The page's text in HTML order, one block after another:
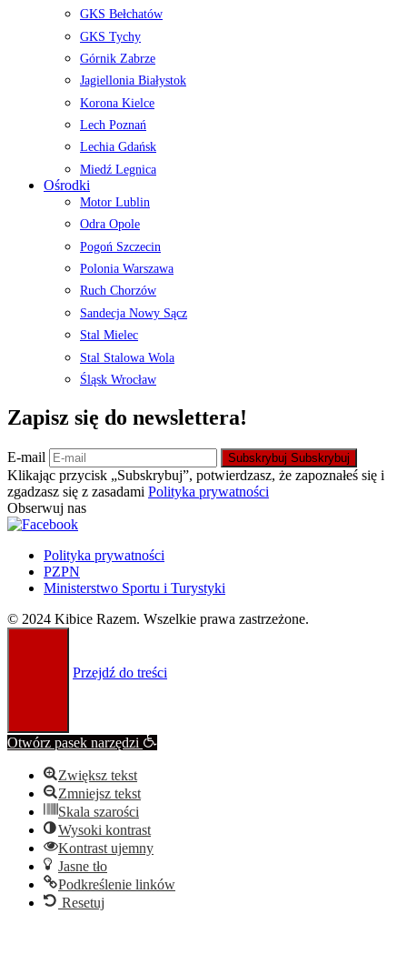
GKS Bełchatów
GKS Tychy
Górnik Zabrze
Jagiellonia Białystok
Korona Kielce
Lech Poznań
Lechia Gdańsk
Miedź Legnica
Ośrodki
Motor Lublin
Odra Opole
Pogoń Szczecin
Polonia Warszawa
Ruch Chorzów
Sandecja Nowy Sącz
Stal Mielec
Stal Stalowa Wola
Śląsk Wrocław
Zapisz się do newslettera!
E-mail Subskrybuj Subskrybuj
Klikając przycisk „Subskrybuj”, potwierdzasz, że zapoznałeś się i
zgadzasz się z zasadami Polityka prywatności
Obserwuj nas
Polityka prywatności
PZPN
Ministerstwo Sportu i Turystyki
© 2024 Kibice Razem. Wszelkie prawa zastrzeżone.
Przejdź do treści
Otwórz pasek narzędzi
Zwiększ tekst
Zmniejsz tekst
Skala szarości
Wysoki kontrast
Kontrast ujemny
Jasne tło
Podkreślenie linków
Resetuj